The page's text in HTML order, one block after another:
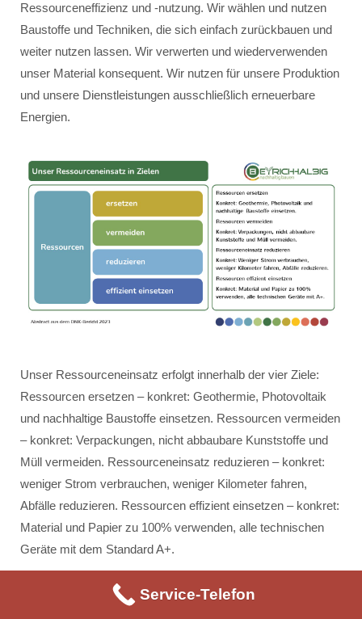
Ressourceneffizienz und -nutzung. Wir wählen und nutzen
Baustoffe und Techniken, die sich einfach zurückbauen und
weiter nutzen lassen. Wir verwerten und wiederverwenden
unser Material konsequent. Wir nutzen für unsere Produktion
und unsere Dienstleistungen ausschließlich erneuerbare
Energien.
Unser Ressourceneinsatz erfolgt innerhalb der vier Ziele:
Ressourcen ersetzen – konkret: Geothermie, Photovoltaik
und nachhaltige Baustoffe einsetzen. Ressourcen vermeiden
– konkret: Verpackungen, nicht abbaubare Kunststoffe und
Müll vermeiden. Ressourceneinsatz reduzieren – konkret:
weniger Strom verbrauchen, weniger Kilometer fahren,
Abfälle reduzieren. Ressourcen effizient einsetzen – konkret:
Material und Papier zu 100% verwenden, alle technischen
Geräte mit dem Standard A+.
Service-Telefon